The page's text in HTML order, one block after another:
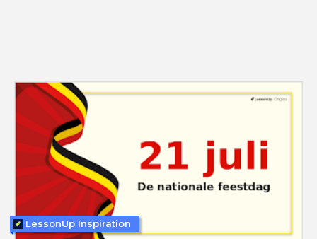
LessonUp Inspiration